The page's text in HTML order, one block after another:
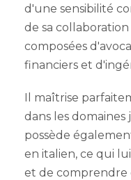
d'une sensibilité
de sa
composées
financiers et
Il maîtrise
dans les
possède
en italien, ce qui
et de comprendre